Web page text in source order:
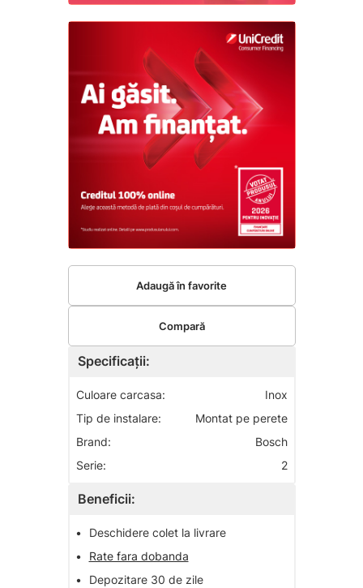
Specificații:
Culoare carcasa:
Inox
Tip de instalare:
Montat pe perete
Brand:
Bosch
Serie:
2
Beneficii:
•
Deschidere colet la livrare
•
Rate fara dobanda
•
Depozitare 30 de zile
Adaugă în favorite
Compară